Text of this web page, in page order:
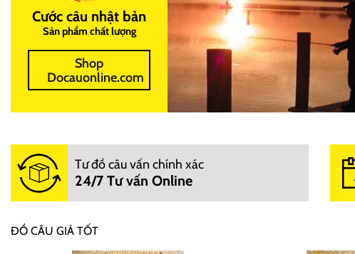
Cước câu nhật bản
Sản phẩm chất lượng
Shop
Docauonline.com
Tư đồ câu vấn chính xác
24/7 Tư vấn Online
ĐỒ CÂU GIÁ TỐT